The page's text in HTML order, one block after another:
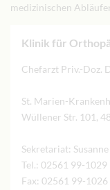
medizinischen
Klinik für
Chefarzt Priv.-Doz.
St. Marien-
Wüllener Str. 101,
Sekretariat:
Tel.: 02561 99-1029
Fax: 02561 99-1026